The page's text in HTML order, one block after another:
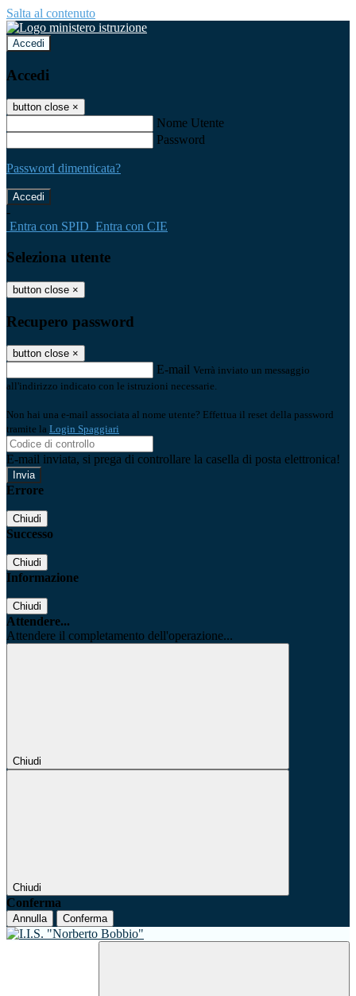
Salta al contenuto
Accedi
Accedi
button close ×
Nome Utente
Password
Password dimenticata?
-
Entra con SPID Entra con CIE
Seleziona utente
button close ×
Recupero password
button close ×
E-mail Verrà inviato un messaggio
all'indirizzo indicato con le istruzioni necessarie.
Non hai una e-mail associata al nome utente? Effettua il reset della password
tramite la Login Spaggiari
E-mail inviata, si prega di controllare la casella di posta elettronica!
Errore
Chiudi
Successo
Chiudi
Informazione
Chiudi
Attendere...
Attendere il completamento dell'operazione...
Chiudi
Chiudi
Conferma
Annulla Conferma